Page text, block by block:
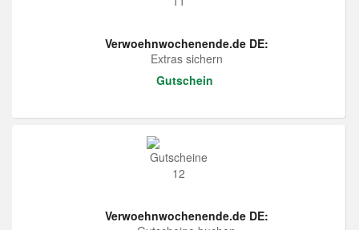
Verwoehnwochenende.de DE:
Extras sichern
Gutschein
Verwoehnwochenende.de DE: